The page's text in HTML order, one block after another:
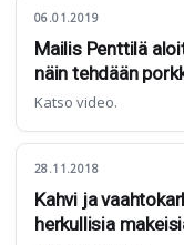
06.01.2019
Mailis Penttilä
näin tehdään
Katso video.
28.11.2018
Kahvi ja
herkullisia